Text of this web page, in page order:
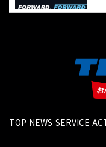
TOP NEWS SERVICE